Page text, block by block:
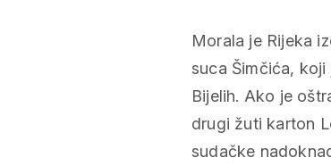
Morala je Rijeka
suca Šimčića,
Bijelih. Ako je
drugi žuti karton
sudačke